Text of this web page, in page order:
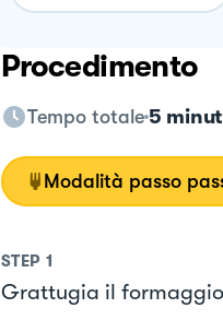
Procedimento
Tempo totale 5
Modalità passo
STEP 1
Grattugia il